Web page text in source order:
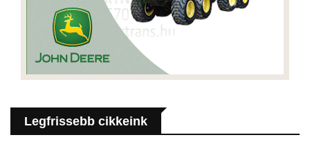
Legfrissebb cikkeink